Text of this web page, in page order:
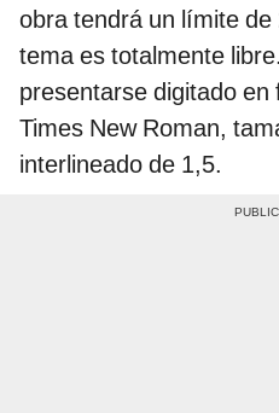
obra tendrá un límite
tema es totalmente
presentarse digitado
Times New Roman,
interlineado de 1,5.